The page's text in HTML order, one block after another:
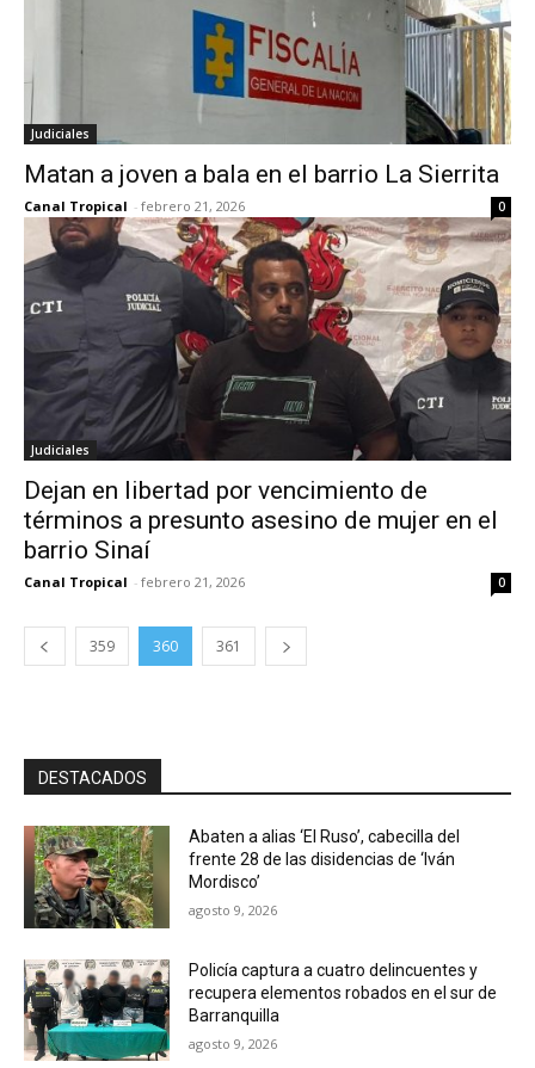
Judiciales
Matan a joven a bala en el barrio La Sierrita
Canal Tropical - febrero 21, 2026 0
Judiciales
Dejan en libertad por vencimiento de
términos a presunto asesino de mujer en el
barrio Sinaí
Canal Tropical - febrero 21, 2026 0
359 360 361
DESTACADOS
Abaten a alias ‘El Ruso’, cabecilla del
frente 28 de las disidencias de ‘Iván
Mordisco’
agosto 9, 2026
Policía captura a cuatro delincuentes y
recupera elementos robados en el sur de
Barranquilla
agosto 9, 2026